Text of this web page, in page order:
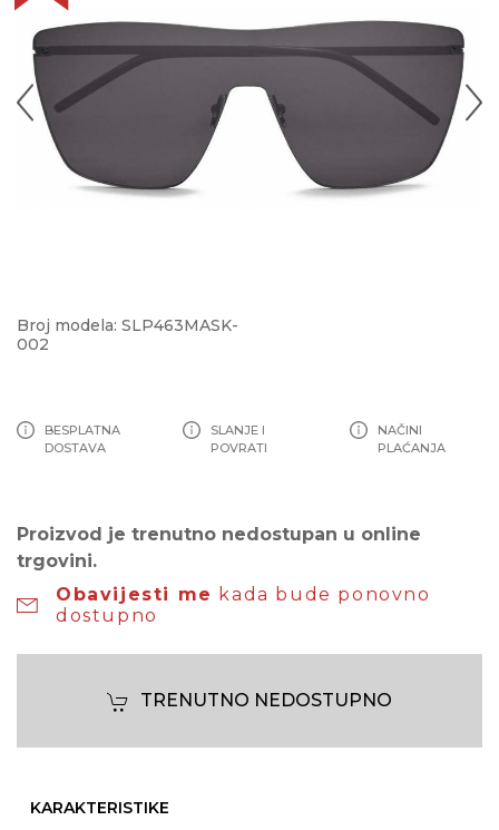
Broj modela: SLP463MASK-
002
BESPLATNA
DOSTAVA
SLANJE I
POVRATI
NAČINI
PLAĆANJA
Proizvod je trenutno nedostupan u online
trgovini.
Obavijesti me kada bude ponovno
dostupno
TRENUTNO NEDOSTUPNO
KARAKTERISTIKE